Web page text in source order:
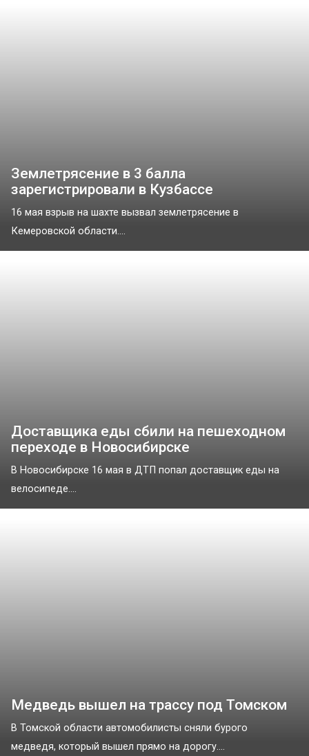
Землетрясение в 3 балла
зарегистрировали в Кузбассе
16 мая взрыв на шахте вызвал землетрясение в
Кемеровской области....
Доставщика еды сбили на пешеходном
переходе в Новосибирске
В Новосибирске 16 мая в ДТП попал доставщик еды на
велосипеде....
Медведь вышел на трассу под Томском
В Томской области автомобилисты сняли бурого
медведя, который вышел прямо на дорогу....